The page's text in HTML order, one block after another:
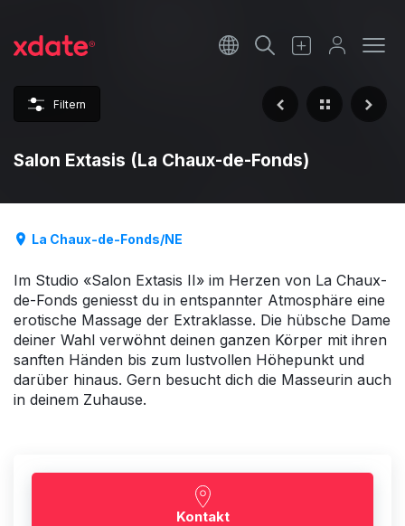
Filtern
Salon Extasis (La Chaux-de-Fonds)
La Chaux-de-Fonds/NE
Im Studio «Salon Extasis II» im Herzen von La Chaux-
de-Fonds geniesst du in entspannter Atmosphäre eine
erotische Massage der Extraklasse. Die hübsche Dame
deiner Wahl verwöhnt deinen ganzen Körper mit ihren
sanften Händen bis zum lustvollen Höhepunkt und
darüber hinaus. Gern besucht dich die Masseurin auch
in deinem Zuhause.
Kontakt